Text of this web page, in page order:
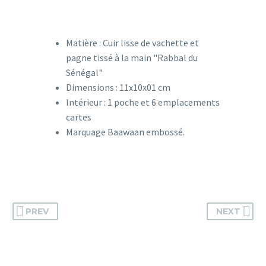
Matière : Cuir lisse de vachette et
pagne tissé à la main "Rabbal du
Sénégal"
Dimensions : 11x10x01 cm
Intérieur : 1 poche et 6 emplacements
cartes
Marquage Baawaan embossé.
PREV NEXT